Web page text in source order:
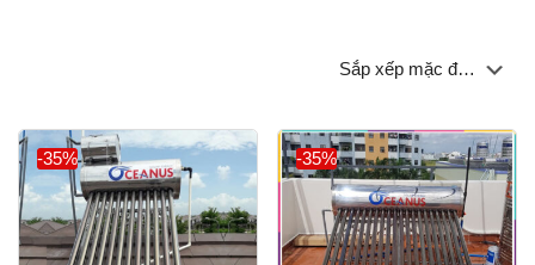
-35% -35%